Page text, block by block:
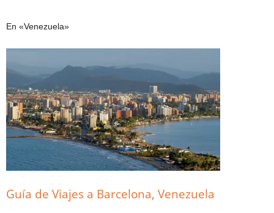
En «Venezuela»
Guía de Viajes a Barcelona, Venezuela